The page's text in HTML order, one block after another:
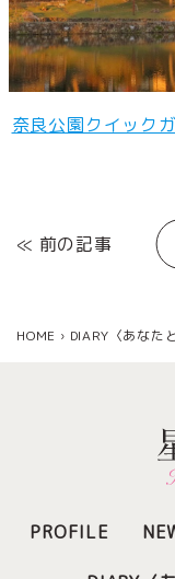
奈良公園クイック
≪ 前の記事
HOME › DIARY〈あなた
PROFILE